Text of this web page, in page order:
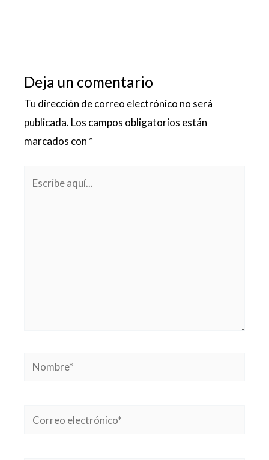
Deja un comentario
Tu dirección de correo electrónico no será
publicada. Los campos obligatorios están
marcados con *
Nombre*
Correo